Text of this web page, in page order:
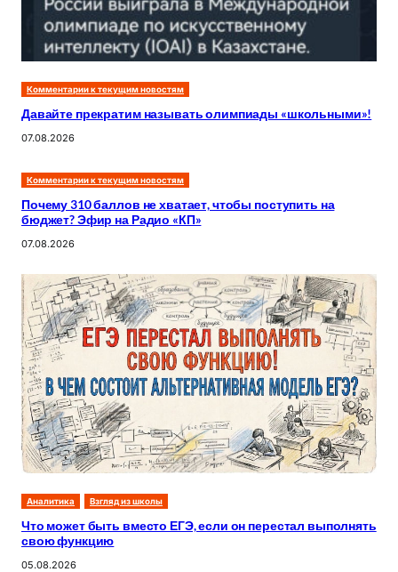
Комментарии к текущим новостям
Давайте прекратим называть олимпиады «школьными»!
07.08.2026
Комментарии к текущим новостям
Почему 310 баллов не хватает, чтобы поступить на
бюджет? Эфир на Радио «КП»
07.08.2026
Аналитика Взгляд из школы
Что может быть вместо ЕГЭ, если он перестал выполнять
свою функцию
05.08.2026